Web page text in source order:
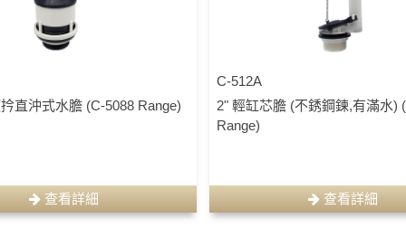
直沖式水膽 (C-5088 Range)
查看詳細
C-512A
2" 輕缸芯膽 (不銹鋼鍊,有滿水)
Range)
查看詳細